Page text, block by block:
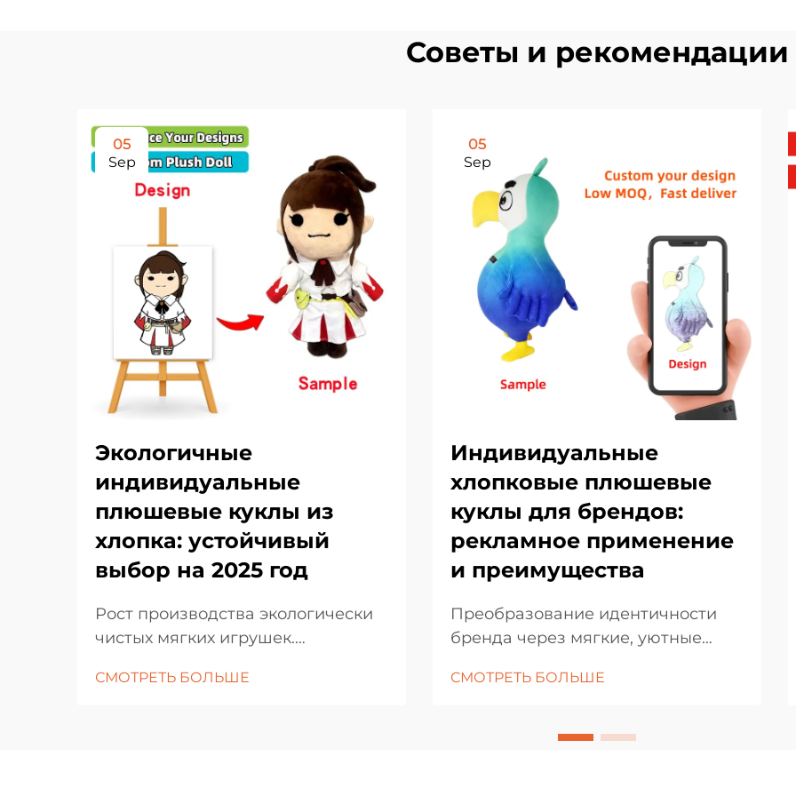
Советы и рекомендации
05
Sep
Экологичные
индивидуальные
плюшевые куклы из
хлопка: устойчивый
выбор на 2025 год
Рост производства экологически
чистых мягких игрушек.
замечательные преобразования,
СМОТРЕТЬ БОЛЬШЕ
05
Sep
Индивидуальные
хлопковые плюшевые
куклы для брендов:
рекламное применение
и преимущества
Преобразование идентичности
бренда через мягкие, уютные
современном конкурентном
бренды постоянно ищут
СМОТРЕТЬ БОЛЬШЕ